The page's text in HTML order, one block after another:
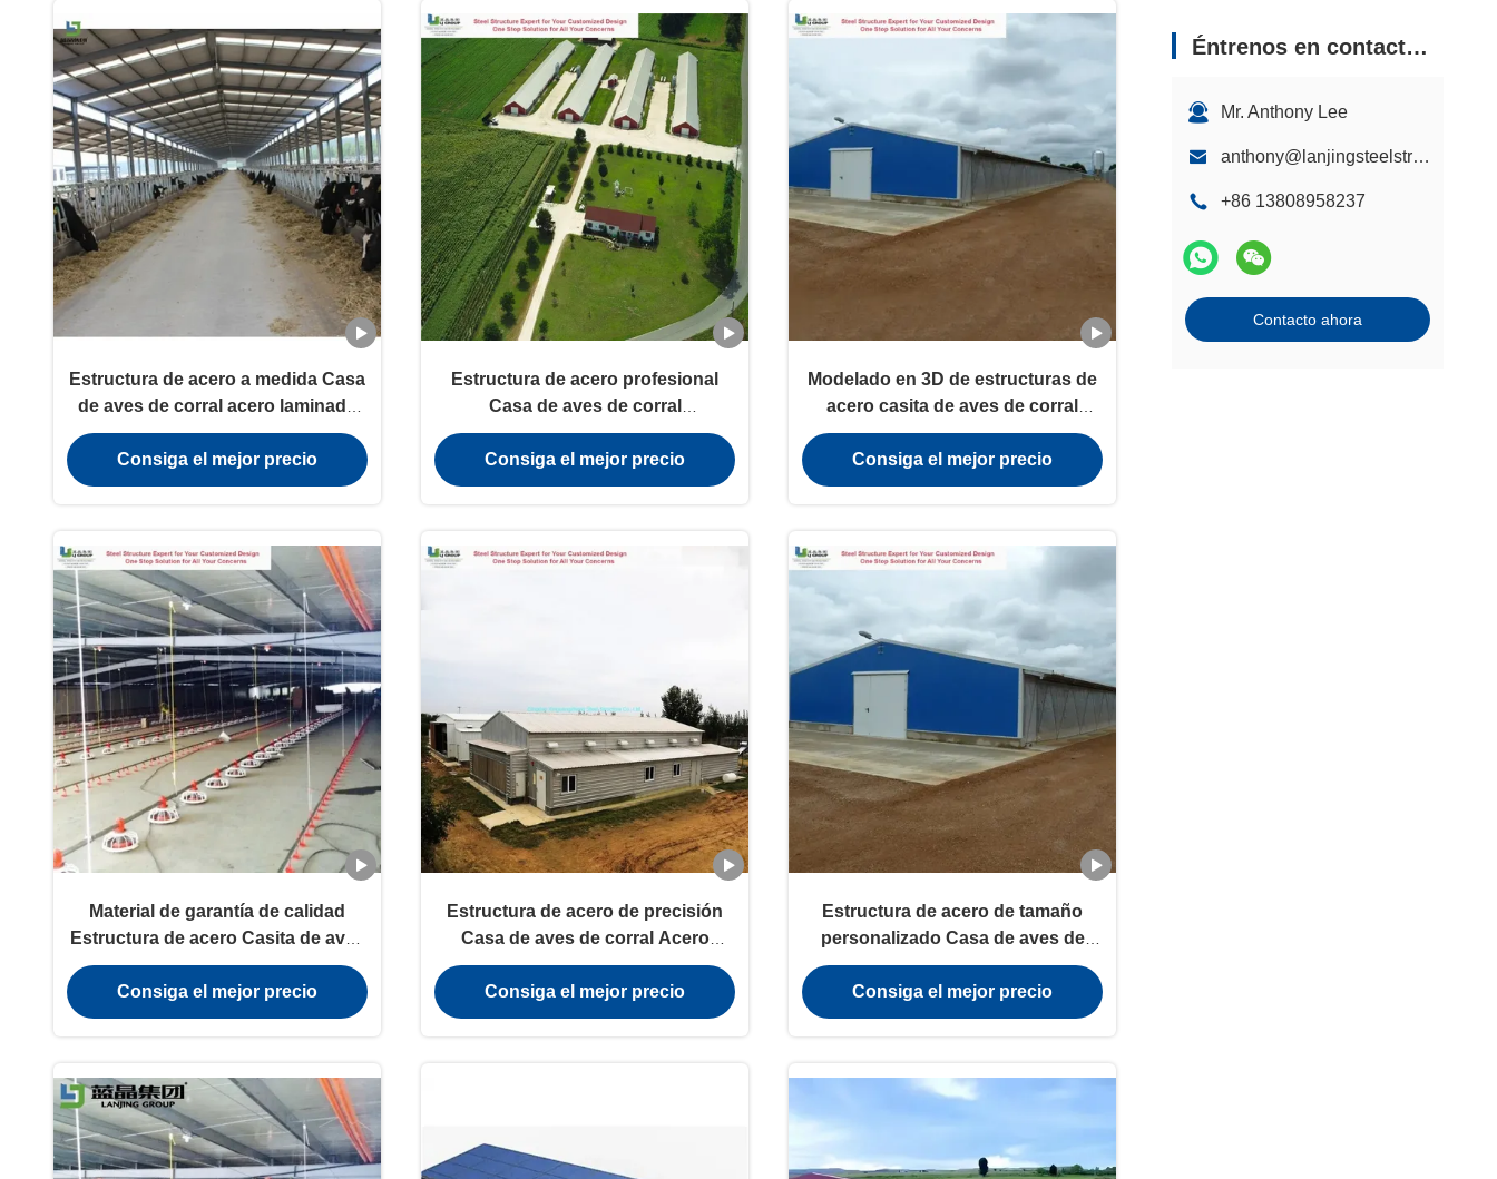
Éntrenos en contacto con
Mr. Anthony Lee
anthony@lanjingsteelstructure.com
+86 13808958237
Contacto ahora
Estructura de acero a medida Casa
de aves de corral acero laminado
en caliente rentable
Consiga el mejor precio
Estructura de acero profesional
Casa de aves de corral
Anticorrosión Resistente al viento
Consiga el mejor precio
Modelado en 3D de estructuras de
acero casita de aves de corral
conexión de cerrojo acero
antiincendios
Consiga el mejor precio
Material de garantía de calidad
Estructura de acero Casita de aves
de corral resistente al fuego
Consiga el mejor precio
Estructura de acero de precisión
Casa de aves de corral Acero
galvanizado de alta carga
Consiga el mejor precio
Estructura de acero de tamaño
personalizado Casa de aves de
corral Acero galvanizado
multifuncional
Consiga el mejor precio